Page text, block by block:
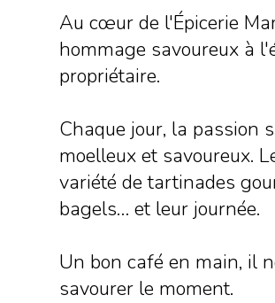
Au cœur de l'Épicerie
hommage savoureux à
propriétaire.
Chaque jour, la passion
moelleux et savoureux.
variété de tartinades
bagels… et leur journée.
Un bon café en main, il
savourer le moment.